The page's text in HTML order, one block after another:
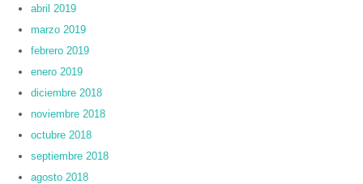
abril 2019
marzo 2019
febrero 2019
enero 2019
diciembre 2018
noviembre 2018
octubre 2018
septiembre 2018
agosto 2018